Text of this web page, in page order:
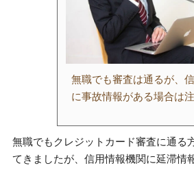
無職でも審査は通るが、
に事故情報がある場合は注
無職でもクレジットカード審査に通る
てきましたが、信用情報機関に延滞情